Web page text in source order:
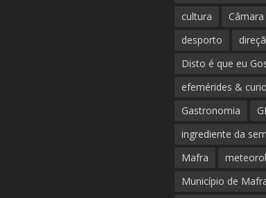
cultura
desporto
Disto é que eu
efemérides &
Gastronomia
ingrediente da
Mafra
Município de